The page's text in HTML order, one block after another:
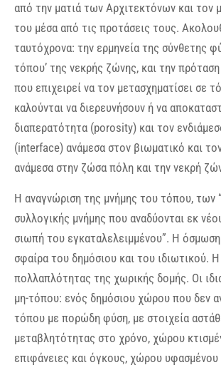
από την ματιά των Αρχιτεκτόνων και τον
του μέσα από τις προτάσεις τους.
ταυτόχρονα: την ερμηνεία της σύνθετης
τόπου’ της νεκρής ζώνης, και την
που επιχειρεί να τον μετασχηματίσει σε
καλούνται να διερευνήσουν ή να
διαπερατότητα (porosity) και τον
(interface) ανάμεσα στον βιωματικό και
ανάμεσα στην ζώσα πόλη και την νεκρή
Η αναγνώριση της μνήμης του τόπου, των
συλλογικής μνήμης που αναδύονται εκ
σιωπή του εγκαταλελειμμένου”. Η
σφαίρα του δημόσιου και του ιδιωτικού.
πολλαπλότητας της χωρικής δομής. Οι
μη-τόπου: ενός δημόσιου χώρου που δεν
τόπου με πορώδη φύση, με στοιχεία
μεταβλητότητας στο χρόνο, χώρου
επιφάνειες και όγκους, χώρου